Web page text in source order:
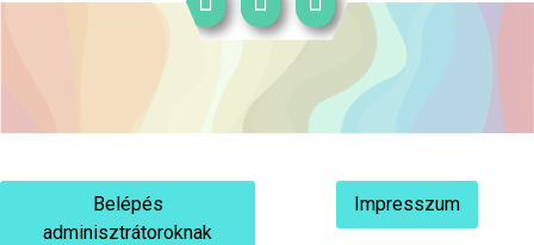
Belépés
adminisztrátoroknak
Impresszum